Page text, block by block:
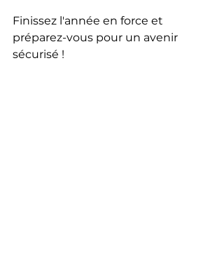
Finissez l'année en force et
préparez-vous pour un avenir
sécurisé !